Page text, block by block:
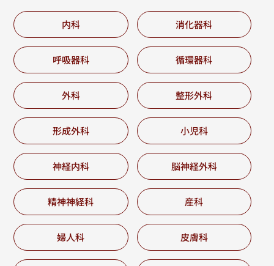
内科 消化器科
呼吸器科 循環器科
外科 整形外科
形成外科 小児科
神経内科 脳神経外科
精神神経科 産科
婦人科 皮膚科